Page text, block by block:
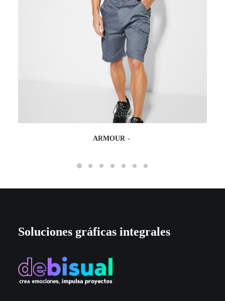
ARMOUR
Soluciones gráficas integrales